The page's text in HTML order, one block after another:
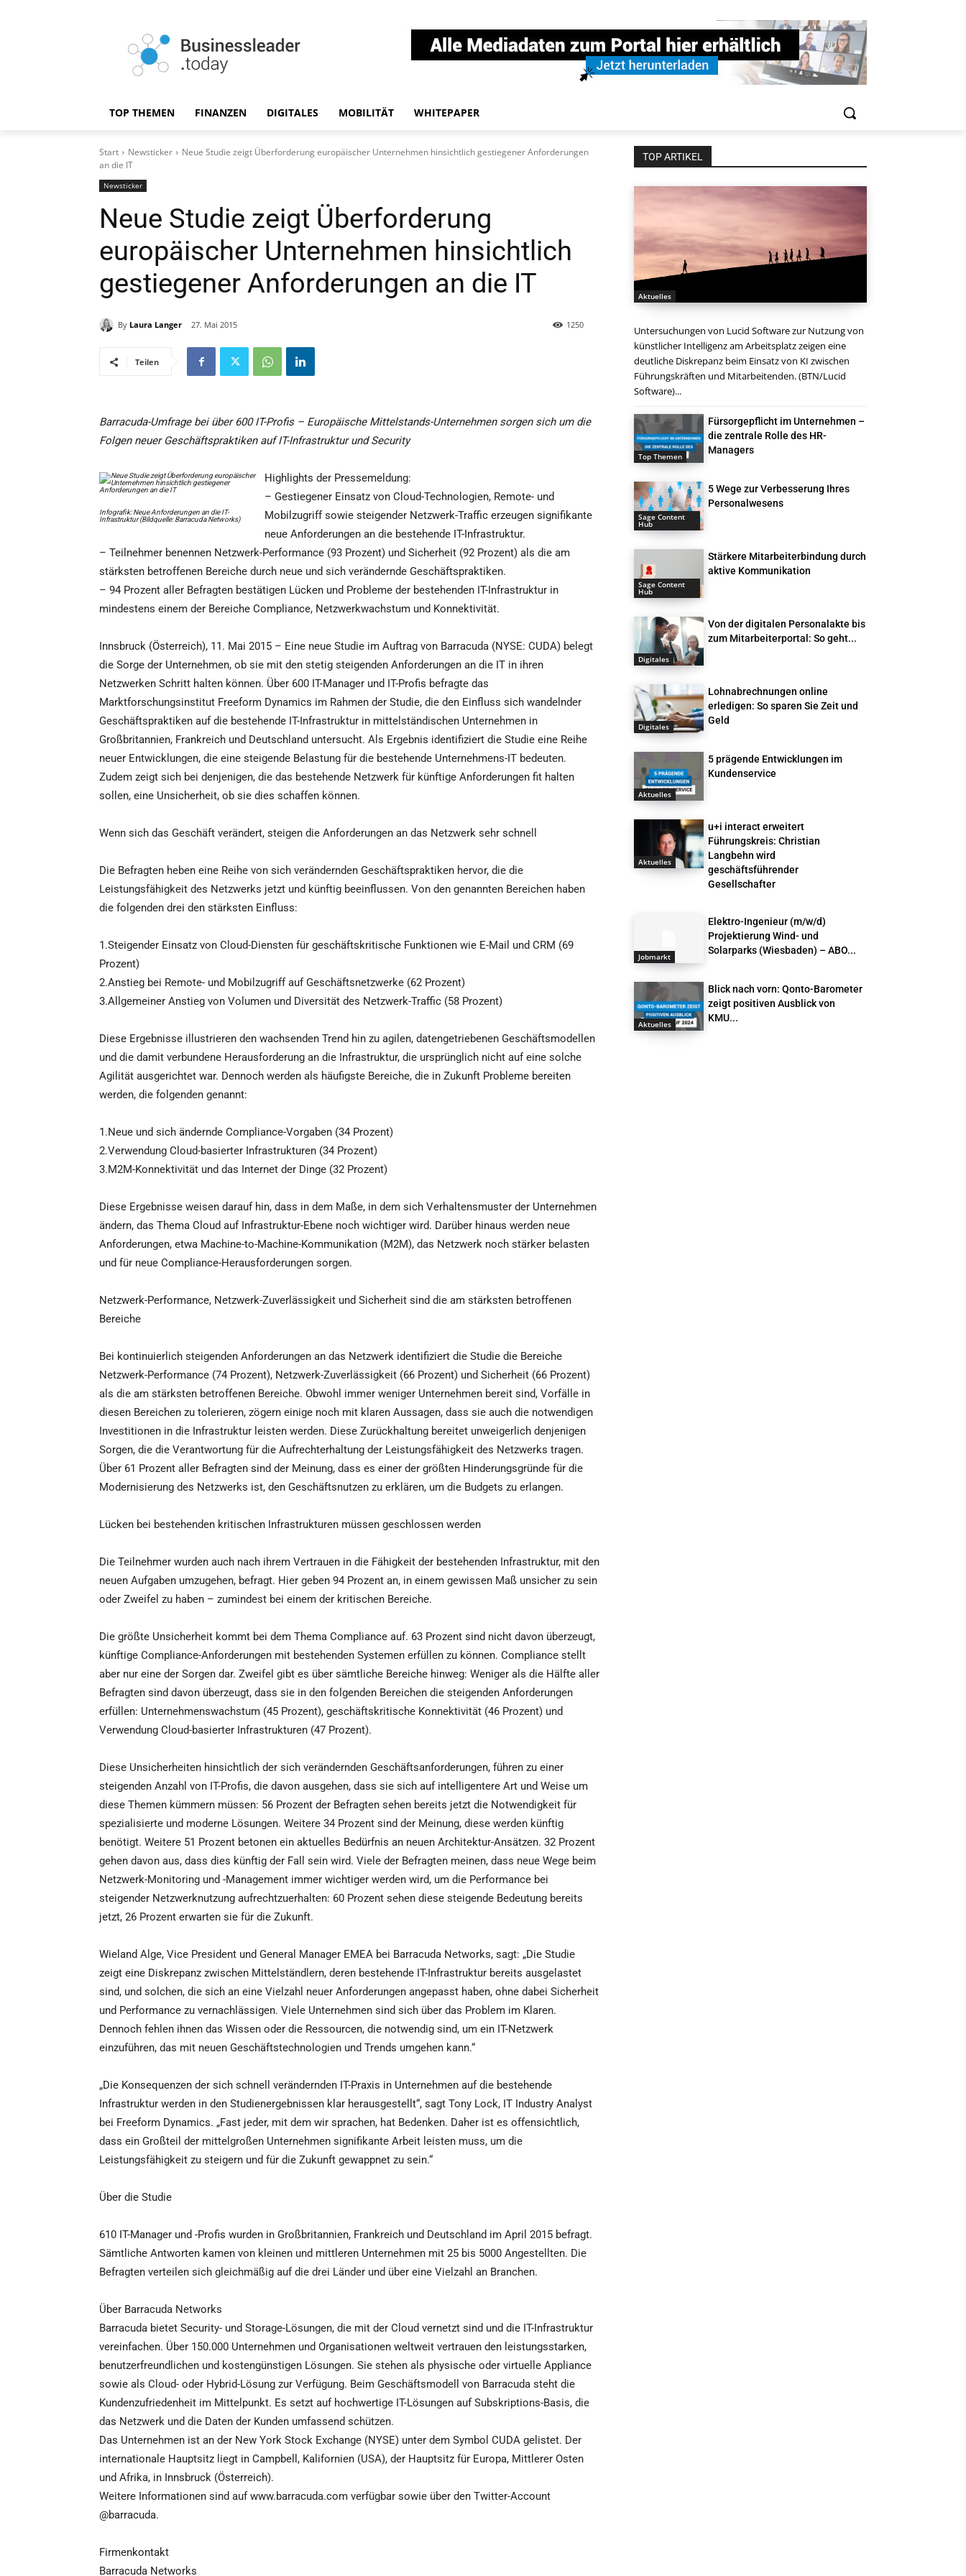
TOP THEMEN FINANZEN DIGITALES MOBILITÄT WHITEPAPER
Start Newsticker
Neue Studie zeigt Überforderung europäischer Unternehmen hinsichtlich gestiegener Anforderungen
an die IT
Newsticker
Neue Studie zeigt Überforderung
europäischer Unternehmen hinsichtlich
gestiegener Anforderungen an die IT
By Laura Langer 27. Mai 2015 1250
Teilen
Barracuda-Umfrage bei über 600 IT-Profis – Europäische Mittelstands-Unternehmen sorgen sich um die
Folgen neuer Geschäftspraktiken auf IT-Infrastruktur und Security
Infografik: Neue Anforderungen an die IT-
Infrastruktur (Bildquelle: Barracuda Networks)
Highlights der Pressemeldung:
– Gestiegener Einsatz von Cloud-Technologien, Remote- und
Mobilzugriff sowie steigender Netzwerk-Traffic erzeugen signifikante
neue Anforderungen an die bestehende IT-Infrastruktur.
– Teilnehmer benennen Netzwerk-Performance (93 Prozent) und Sicherheit (92 Prozent) als die am
stärksten betroffenen Bereiche durch neue und sich verändernde Geschäftspraktiken.
– 94 Prozent aller Befragten bestätigen Lücken und Probleme der bestehenden IT-Infrastruktur in
mindestens einem der Bereiche Compliance, Netzwerkwachstum und Konnektivität.
Innsbruck (Österreich), 11. Mai 2015 – Eine neue Studie im Auftrag von Barracuda (NYSE: CUDA) belegt
die Sorge der Unternehmen, ob sie mit den stetig steigenden Anforderungen an die IT in ihren
Netzwerken Schritt halten können. Über 600 IT-Manager und IT-Profis befragte das
Marktforschungsinstitut Freeform Dynamics im Rahmen der Studie, die den Einfluss sich wandelnder
Geschäftspraktiken auf die bestehende IT-Infrastruktur in mittelständischen Unternehmen in
Großbritannien, Frankreich und Deutschland untersucht. Als Ergebnis identifiziert die Studie eine Reihe
neuer Entwicklungen, die eine steigende Belastung für die bestehende Unternehmens-IT bedeuten.
Zudem zeigt sich bei denjenigen, die das bestehende Netzwerk für künftige Anforderungen fit halten
sollen, eine Unsicherheit, ob sie dies schaffen können.
Wenn sich das Geschäft verändert, steigen die Anforderungen an das Netzwerk sehr schnell
Die Befragten heben eine Reihe von sich verändernden Geschäftspraktiken hervor, die die
Leistungsfähigkeit des Netzwerks jetzt und künftig beeinflussen. Von den genannten Bereichen haben
die folgenden drei den stärksten Einfluss:
1.Steigender Einsatz von Cloud-Diensten für geschäftskritische Funktionen wie E-Mail und CRM (69
Prozent)
2.Anstieg bei Remote- und Mobilzugriff auf Geschäftsnetzwerke (62 Prozent)
3.Allgemeiner Anstieg von Volumen und Diversität des Netzwerk-Traffic (58 Prozent)
Diese Ergebnisse illustrieren den wachsenden Trend hin zu agilen, datengetriebenen Geschäftsmodellen
und die damit verbundene Herausforderung an die Infrastruktur, die ursprünglich nicht auf eine solche
Agilität ausgerichtet war. Dennoch werden als häufigste Bereiche, die in Zukunft Probleme bereiten
werden, die folgenden genannt:
1.Neue und sich ändernde Compliance-Vorgaben (34 Prozent)
2.Verwendung Cloud-basierter Infrastrukturen (34 Prozent)
3.M2M-Konnektivität und das Internet der Dinge (32 Prozent)
Diese Ergebnisse weisen darauf hin, dass in dem Maße, in dem sich Verhaltensmuster der Unternehmen
ändern, das Thema Cloud auf Infrastruktur-Ebene noch wichtiger wird. Darüber hinaus werden neue
Anforderungen, etwa Machine-to-Machine-Kommunikation (M2M), das Netzwerk noch stärker belasten
und für neue Compliance-Herausforderungen sorgen.
Netzwerk-Performance, Netzwerk-Zuverlässigkeit und Sicherheit sind die am stärksten betroffenen
Bereiche
Bei kontinuierlich steigenden Anforderungen an das Netzwerk identifiziert die Studie die Bereiche
Netzwerk-Performance (74 Prozent), Netzwerk-Zuverlässigkeit (66 Prozent) und Sicherheit (66 Prozent)
als die am stärksten betroffenen Bereiche. Obwohl immer weniger Unternehmen bereit sind, Vorfälle in
diesen Bereichen zu tolerieren, zögern einige noch mit klaren Aussagen, dass sie auch die notwendigen
Investitionen in die Infrastruktur leisten werden. Diese Zurückhaltung bereitet unweigerlich denjenigen
Sorgen, die die Verantwortung für die Aufrechterhaltung der Leistungsfähigkeit des Netzwerks tragen.
Über 61 Prozent aller Befragten sind der Meinung, dass es einer der größten Hinderungsgründe für die
Modernisierung des Netzwerks ist, den Geschäftsnutzen zu erklären, um die Budgets zu erlangen.
Lücken bei bestehenden kritischen Infrastrukturen müssen geschlossen werden
Die Teilnehmer wurden auch nach ihrem Vertrauen in die Fähigkeit der bestehenden Infrastruktur, mit den
neuen Aufgaben umzugehen, befragt. Hier geben 94 Prozent an, in einem gewissen Maß unsicher zu sein
oder Zweifel zu haben – zumindest bei einem der kritischen Bereiche.
Die größte Unsicherheit kommt bei dem Thema Compliance auf. 63 Prozent sind nicht davon überzeugt,
künftige Compliance-Anforderungen mit bestehenden Systemen erfüllen zu können. Compliance stellt
aber nur eine der Sorgen dar. Zweifel gibt es über sämtliche Bereiche hinweg: Weniger als die Hälfte aller
Befragten sind davon überzeugt, dass sie in den folgenden Bereichen die steigenden Anforderungen
erfüllen: Unternehmenswachstum (45 Prozent), geschäftskritische Konnektivität (46 Prozent) und
Verwendung Cloud-basierter Infrastrukturen (47 Prozent).
Diese Unsicherheiten hinsichtlich der sich verändernden Geschäftsanforderungen, führen zu einer
steigenden Anzahl von IT-Profis, die davon ausgehen, dass sie sich auf intelligentere Art und Weise um
diese Themen kümmern müssen: 56 Prozent der Befragten sehen bereits jetzt die Notwendigkeit für
spezialisierte und moderne Lösungen. Weitere 34 Prozent sind der Meinung, diese werden künftig
benötigt. Weitere 51 Prozent betonen ein aktuelles Bedürfnis an neuen Architektur-Ansätzen. 32 Prozent
gehen davon aus, dass dies künftig der Fall sein wird. Viele der Befragten meinen, dass neue Wege beim
Netzwerk-Monitoring und -Management immer wichtiger werden wird, um die Performance bei
steigender Netzwerknutzung aufrechtzuerhalten: 60 Prozent sehen diese steigende Bedeutung bereits
jetzt, 26 Prozent erwarten sie für die Zukunft.
Wieland Alge, Vice President und General Manager EMEA bei Barracuda Networks, sagt: „Die Studie
zeigt eine Diskrepanz zwischen Mittelständlern, deren bestehende IT-Infrastruktur bereits ausgelastet
sind, und solchen, die sich an eine Vielzahl neuer Anforderungen angepasst haben, ohne dabei Sicherheit
und Performance zu vernachlässigen. Viele Unternehmen sind sich über das Problem im Klaren.
Dennoch fehlen ihnen das Wissen oder die Ressourcen, die notwendig sind, um ein IT-Netzwerk
einzuführen, das mit neuen Geschäftstechnologien und Trends umgehen kann.“
„Die Konsequenzen der sich schnell verändernden IT-Praxis in Unternehmen auf die bestehende
Infrastruktur werden in den Studienergebnissen klar herausgestellt“, sagt Tony Lock, IT Industry Analyst
bei Freeform Dynamics. „Fast jeder, mit dem wir sprachen, hat Bedenken. Daher ist es offensichtlich,
dass ein Großteil der mittelgroßen Unternehmen signifikante Arbeit leisten muss, um die
Leistungsfähigkeit zu steigern und für die Zukunft gewappnet zu sein.“
Über die Studie
610 IT-Manager und -Profis wurden in Großbritannien, Frankreich und Deutschland im April 2015 befragt.
Sämtliche Antworten kamen von kleinen und mittleren Unternehmen mit 25 bis 5000 Angestellten. Die
Befragten verteilen sich gleichmäßig auf die drei Länder und über eine Vielzahl an Branchen.
Über Barracuda Networks
Barracuda bietet Security- und Storage-Lösungen, die mit der Cloud vernetzt sind und die IT-Infrastruktur
vereinfachen. Über 150.000 Unternehmen und Organisationen weltweit vertrauen den leistungsstarken,
benutzerfreundlichen und kostengünstigen Lösungen. Sie stehen als physische oder virtuelle Appliance
sowie als Cloud- oder Hybrid-Lösung zur Verfügung. Beim Geschäftsmodell von Barracuda steht die
Kundenzufriedenheit im Mittelpunkt. Es setzt auf hochwertige IT-Lösungen auf Subskriptions-Basis, die
das Netzwerk und die Daten der Kunden umfassend schützen.
Das Unternehmen ist an der New York Stock Exchange (NYSE) unter dem Symbol CUDA gelistet. Der
internationale Hauptsitz liegt in Campbell, Kalifornien (USA), der Hauptsitz für Europa, Mittlerer Osten
und Afrika, in Innsbruck (Österreich).
Weitere Informationen sind auf www.barracuda.com verfügbar sowie über den Twitter-Account
@barracuda.
Firmenkontakt
Barracuda Networks
TOP ARTIKEL
Aktuelles
Untersuchungen von Lucid Software zur Nutzung von
künstlicher Intelligenz am Arbeitsplatz zeigen eine
deutliche Diskrepanz beim Einsatz von KI zwischen
Führungskräften und Mitarbeitenden. (BTN/Lucid
Software)...
Top Themen
Fürsorgepflicht im Unternehmen –
die zentrale Rolle des HR-
Managers
Sage Content
Hub
5 Wege zur Verbesserung Ihres
Personalwesens
Sage Content
Hub
Stärkere Mitarbeiterbindung durch
aktive Kommunikation
Digitales
Von der digitalen Personalakte bis
zum Mitarbeiterportal: So geht...
Digitales
Lohnabrechnungen online
erledigen: So sparen Sie Zeit und
Geld
Aktuelles
5 prägende Entwicklungen im
Kundenservice
Aktuelles
u+i interact erweitert
Führungskreis: Christian
Langbehn wird
geschäftsführender
Gesellschafter
Jobmarkt
Elektro-Ingenieur (m/w/d)
Projektierung Wind- und
Solarparks (Wiesbaden) – ABO...
Aktuelles
Blick nach vorn: Qonto-Barometer
zeigt positiven Ausblick von
KMU...